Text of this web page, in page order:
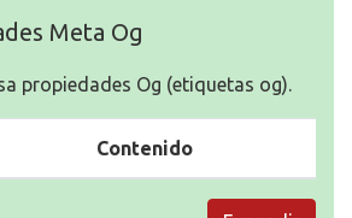
Meta Og
propiedades Og (etiquetas og).
Contenido